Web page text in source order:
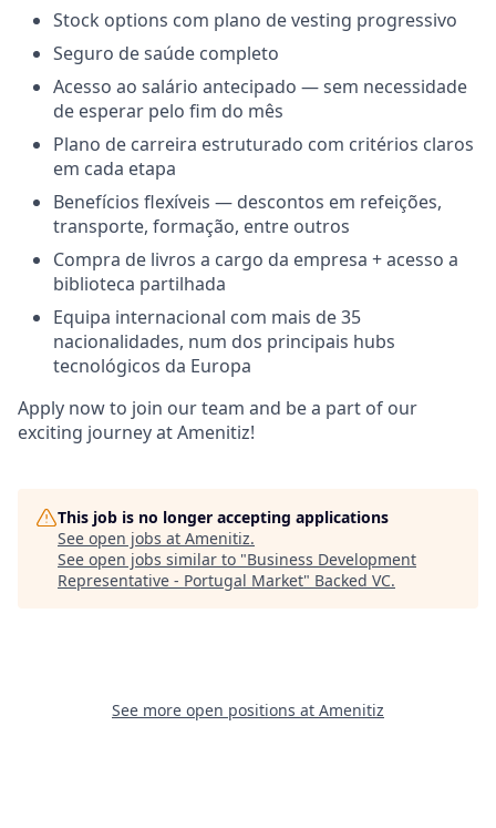
Stock options com plano de vesting progressivo
Seguro de saúde completo
Acesso ao salário antecipado — sem necessidade
de esperar pelo fim do mês
Plano de carreira estruturado com critérios claros
em cada etapa
Benefícios flexíveis — descontos em refeições,
transporte, formação, entre outros
Compra de livros a cargo da empresa + acesso a
biblioteca partilhada
Equipa internacional com mais de 35
nacionalidades, num dos principais hubs
tecnológicos da Europa
Apply now to join our team and be a part of our
exciting journey at Amenitiz!
This job is no longer accepting applications
See open jobs at Amenitiz.
See open jobs similar to "Business Development
Representative - Portugal Market" Backed VC.
See more open positions at Amenitiz